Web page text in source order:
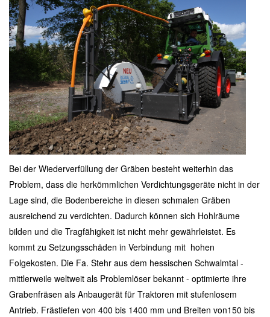
Bei der Wiederverfüllung der Gräben besteht weiterhin das
Problem, dass die herkömmlichen Verdichtungsgeräte nicht in der
Lage sind, die Bodenbereiche in diesen schmalen Gräben
ausreichend zu verdichten. Dadurch können sich Hohlräume
bilden und die Tragfähigkeit ist nicht mehr gewährleistet. Es
kommt zu Setzungsschäden in Verbindung mit hohen
Folgekosten. Die Fa. Stehr aus dem hessischen Schwalmtal -
mittlerweile weltweit als Problemlöser bekannt - optimierte ihre
Grabenfräsen als Anbaugerät für Traktoren mit stufenlosem
Antrieb. Frästiefen von 400 bis 1400 mm und Breiten von150 bis